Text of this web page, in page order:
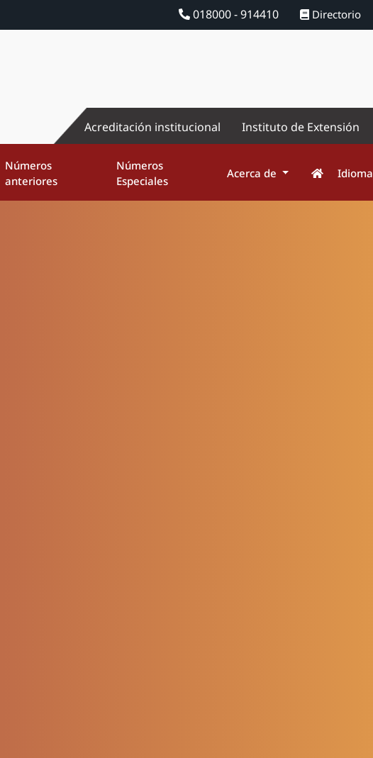
018000 - 914410 Directorio
Acreditación institucional Instituto de Extensión
Números
anteriores
Números
Especiales
Acerca de Idioma